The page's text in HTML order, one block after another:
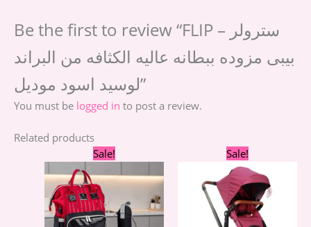
Be the first to review “FLIP – سترولر
بيبى مزوده ببطانه عاليه الكثافه من البراند
لوسيد اسود موديل”
You must be logged in to post a review.
Related products
Sale!Original
price
was:
1.990,00 EGP.
price
is:
1.390,00 EGP.
Sale!Original
price
was:
4.990,00 EGP.